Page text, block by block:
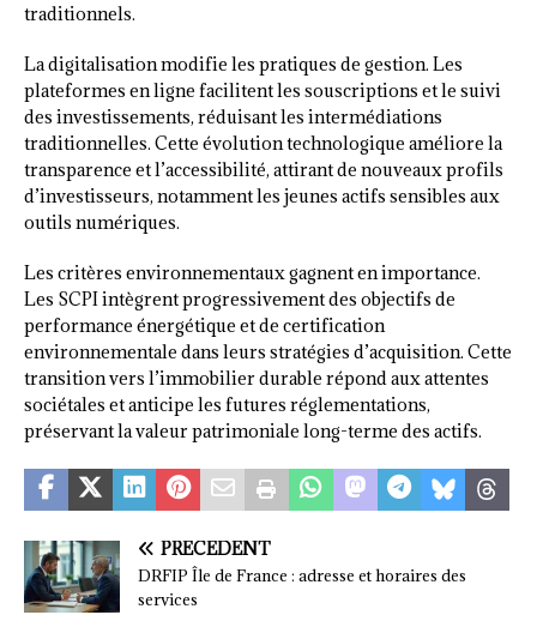
traditionnels.
La digitalisation modifie les pratiques de gestion. Les
plateformes en ligne facilitent les souscriptions et le suivi
des investissements, réduisant les intermédiations
traditionnelles. Cette évolution technologique améliore la
transparence et l’accessibilité, attirant de nouveaux profils
d’investisseurs, notamment les jeunes actifs sensibles aux
outils numériques.
Les critères environnementaux gagnent en importance.
Les SCPI intègrent progressivement des objectifs de
performance énergétique et de certification
environnementale dans leurs stratégies d’acquisition. Cette
transition vers l’immobilier durable répond aux attentes
sociétales et anticipe les futures réglementations,
préservant la valeur patrimoniale long-terme des actifs.
PRÉCÉDENT
DRFIP Île de France : adresse et horaires des
services